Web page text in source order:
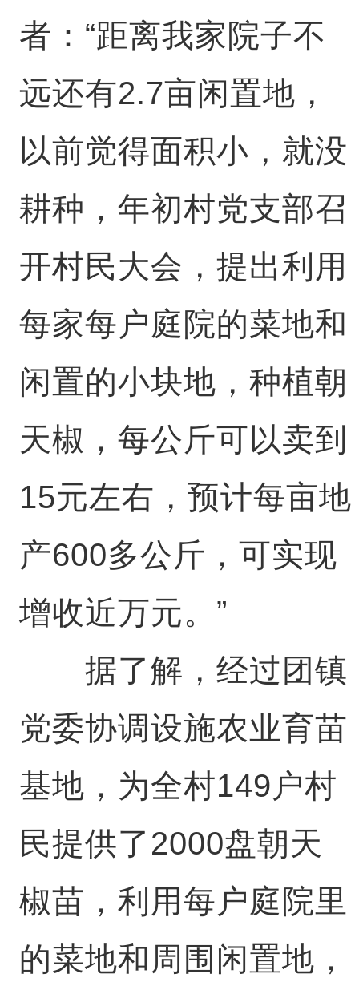
者：“距离我家院子不
远还有2.7亩闲置地，
以前觉得面积小，就没
耕种，年初村党支部召
开村民大会，提出利用
每家每户庭院的菜地和
闲置的小块地，种植朝
天椒，每公斤可以卖到
15元左右，预计每亩地
产600多公斤，可实现
增收近万元。”
据了解，经过团镇
党委协调设施农业育苗
基地，为全村149户村
民提供了2000盘朝天
椒苗，利用每户庭院里
的菜地和周围闲置地，